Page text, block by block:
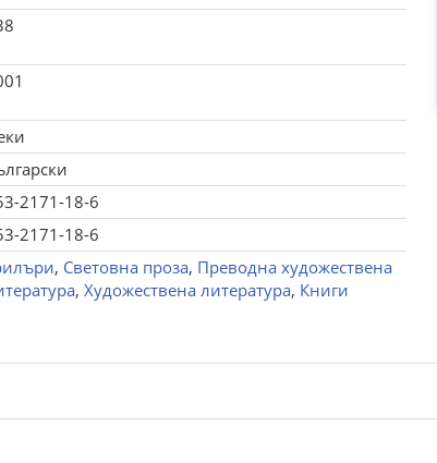
2171-18-6
2171-18-6
, Световна проза, Преводна художествена
, Художествена литература, Книги